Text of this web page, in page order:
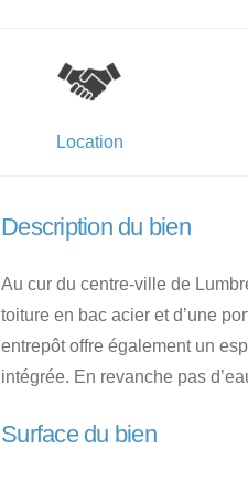
Location
Description du bien
Au cur du centre-ville de
toiture en bac acier et d’une
entrepôt offre également un
intégrée. En revanche pas
Surface du bien